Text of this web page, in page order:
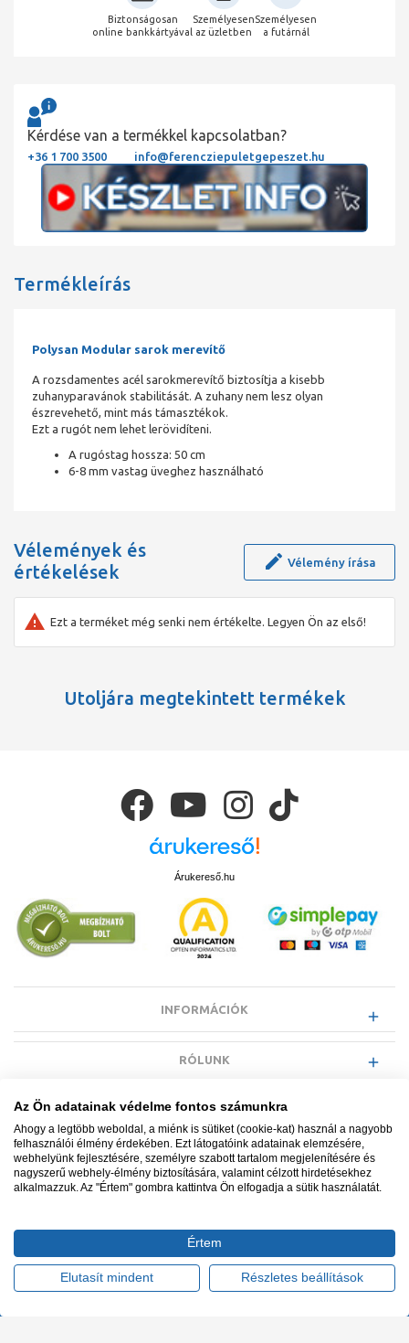
Biztonságosan
online bankkártyával
Személyesen
az üzletben
Személyesen
a futárnál
Kérdése van a termékkel kapcsolatban?
+36 1 700 3500 info@ferencziepuletgepeszet.hu
Termékleírás
Polysan Modular sarok merevítő
A rozsdamentes acél sarokmerevítő biztosítja a kisebb
zuhanyparavánok stabilitását. A zuhany nem lesz olyan
észrevehető, mint más támasztékok.
Ezt a rugót nem lehet lerövidíteni.
A rugóstag hossza: 50 cm
6-8 mm vastag üveghez használható
Vélemények és
értékelések
Vélemény írása
Ezt a terméket még senki nem értékelte. Legyen Ön az első!
Utoljára megtekintett termékek
Árukereső.hu
INFORMÁCIÓK
RÓLUNK
EGYÉB INFORMÁCIÓK
VÁSÁRLÓI INFORMÁCIÓK
Minden jog fenntartva. © Adatkezelés nyilvántartási száma NAIH-
Ügyfélszolgálat: +36 1 700 3500
Az Ön adatainak védelme fontos számunkra
Ahogy a legtöbb weboldal, a miénk is sütiket (cookie-kat) használ a nagyobb
felhasználói élmény érdekében. Ezt látogatóink adatainak elemzésére,
webhelyünk fejlesztésére, személyre szabott tartalom megjelenítésére és
nagyszerű webhely-élmény biztosítására, valamint célzott hirdetésekhez
alkalmazzuk. Az "Értem" gombra kattintva Ön elfogadja a sütik használatát.
Értem
Elutasít mindent Részletes beállítások